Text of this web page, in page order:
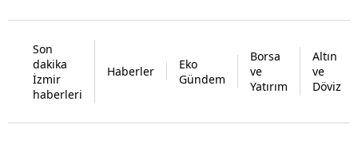
Son
dakika
İzmir
haberleri
Haberler
Eko
Gündem
Borsa
ve
Yatırım
Altın
ve
Döviz